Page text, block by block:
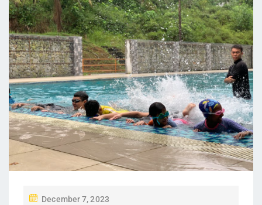
December 7, 2023